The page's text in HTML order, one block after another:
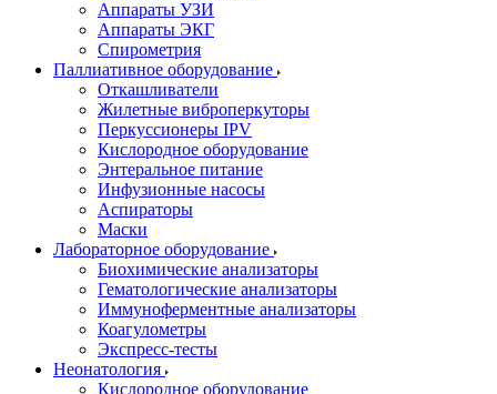
Аппараты УЗИ
Аппараты ЭКГ
Спирометрия
Паллиативное оборудование
Откашливатели
Жилетные виброперкуторы
Перкуссионеры IPV
Кислородное оборудование
Энтеральное питание
Инфузионные насосы
Аспираторы
Маски
Лабораторное оборудование
Биохимические анализаторы
Гематологические анализаторы
Иммуноферментные анализаторы
Коагулометры
Экспресс-тесты
Неонатология
Кислородное оборудование